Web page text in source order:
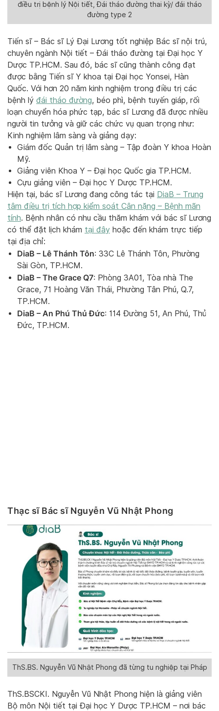
điều trị bệnh lý Nội tiết, Đái tháo đường thai kỳ/ đái tháo
đường type 2
Tiến sĩ – Bác sĩ Lý Đại Lương tốt nghiệp Bác sĩ nội trú,
chuyên ngành Nội tiết – Đái tháo đường tại Đại học Y
Dược TP.HCM. Sau đó, bác sĩ cũng thành công đạt
được bằng Tiến sĩ Y khoa tại Đại học Yonsei, Hàn
Quốc. Với hơn 20 năm kinh nghiệm trong điều trị các
bệnh lý đái tháo đường, béo phì, bệnh tuyến giáp, rối
loạn chuyển hóa phức tạp, bác sĩ Lương đã được nhiều
người tin tưởng và giữ các chức vụ quan trọng như:
Kinh nghiệm lâm sàng và giảng dạy:
Giám đốc Quản trị lâm sàng – Tập đoàn Y khoa Hoàn
Mỹ.
Giảng viên Khoa Y – Đại học Quốc gia TP.HCM.
Cựu giảng viên – Đại học Y Dược TP.HCM.
Hiện tại, bác sĩ Lương đang công tác tại DiaB – Trung
tâm điều trị tích hợp kiểm soát Cân nặng – Bệnh mãn
tính. Bệnh nhân có nhu cầu thăm khám với bác sĩ Lương
có thể đặt lịch khám tại đây hoặc đến khám trực tiếp
tại địa chỉ:
DiaB – Lê Thánh Tôn: 33C Lê Thánh Tôn, Phường
Sài Gòn, TP.HCM.
DiaB – The Grace Q7: Phòng 3A01, Tòa nhà The
Grace, 71 Hoàng Văn Thái, Phường Tân Phú, Q.7,
TP.HCM.
DiaB – An Phú Thủ Đức: 114 Đường 51, An Phú, Thủ
Đức, TP.HCM.
Thạc sĩ Bác sĩ Nguyễn Vũ Nhật Phong
ThS.BS. Nguyễn Vũ Nhật Phong đã từng tu nghiệp tại Pháp
ThS.BSCKI. Nguyễn Vũ Nhật Phong hiện là giảng viên
Bộ môn Nội tiết tại Đại học Y Dược TP.HCM – nơi bác